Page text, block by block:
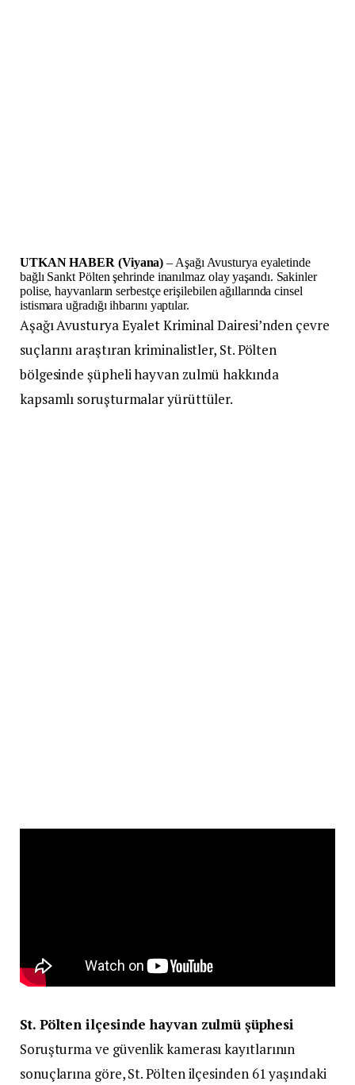
UTKAN HABER (Viyana) – Aşağı Avusturya eyaletinde
bağlı Sankt Pölten şehrinde inanılmaz olay yaşandı. Sakinler
polise, hayvanların serbestçe erişilebilen ağıllarında cinsel
istismara uğradığı ihbarını yaptılar.
Aşağı Avusturya Eyalet Kriminal Dairesi’nden çevre
suçlarını araştıran kriminalistler, St. Pölten
bölgesinde şüpheli hayvan zulmü hakkında
kapsamlı soruşturmalar yürüttüler.
St. Pölten ilçesinde hayvan zulmü şüphesi
Soruşturma ve güvenlik kamerası kayıtlarının
sonuçlarına göre, St. Pölten ilçesinden 61 yaşındaki